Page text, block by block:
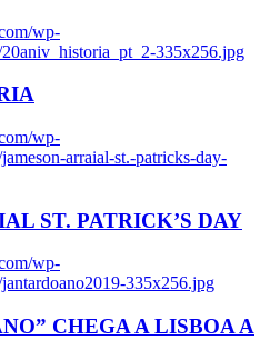
wp-
335x256.jpg
wp-
arraial-st.-patricks-day-
ST. PATRICK’S DAY
wp-
335x256.jpg
CHEGA A LISBOA A